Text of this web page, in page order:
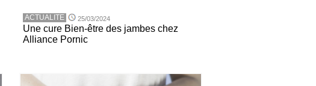
ACTUALITE 25/03/2024
Une cure Bien-être des jambes chez
Alliance Pornic